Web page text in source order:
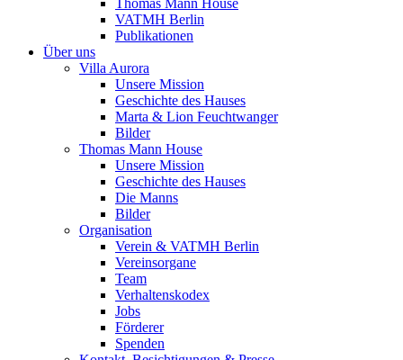
Thomas Mann House
VATMH Berlin
Publikationen
Über uns
Villa Aurora
Unsere Mission
Geschichte des Hauses
Marta & Lion Feuchtwanger
Bilder
Thomas Mann House
Unsere Mission
Geschichte des Hauses
Die Manns
Bilder
Organisation
Verein & VATMH Berlin
Vereinsorgane
Team
Verhaltenskodex
Jobs
Förderer
Spenden